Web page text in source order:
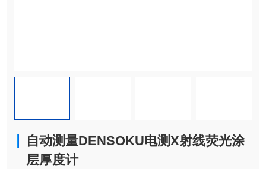
自动测量DENSOKU电测X射线荧光涂
层厚度计